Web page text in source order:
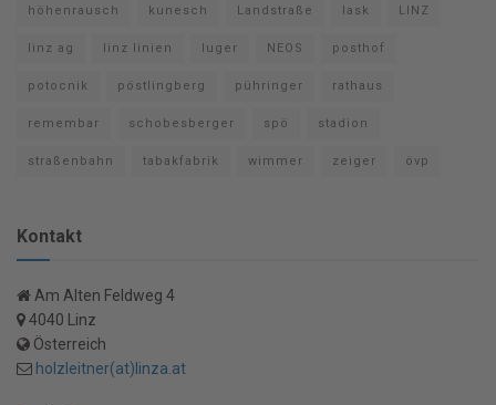
höhenrausch kunesch Landstraße lask LINZ
linz ag linz linien luger NEOS posthof
potocnik pöstlingberg pühringer rathaus
remembar schobesberger spö stadion
straßenbahn tabakfabrik wimmer zeiger övp
Kontakt
Am Alten Feldweg 4
4040 Linz
Österreich
holzleitner(at)linza.at